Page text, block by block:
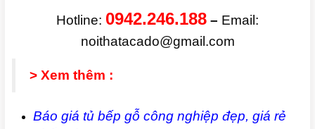
Hotline: 0942.246.188 – Email:
noithatacado@gmail.com
> Xem thêm :
Báo giá tủ bếp gỗ công nghiệp đẹp, giá rẻ